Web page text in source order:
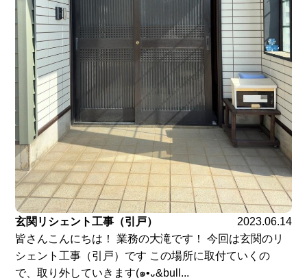
玄関リシェント工事（引戸）
2023.06.14
皆さんこんにちは！ 業務の大滝です！ 今回は玄関のリ
シェント工事（引戸）です この場所に取付ていくの
で、取り外していきます(๑•᎑&bull...